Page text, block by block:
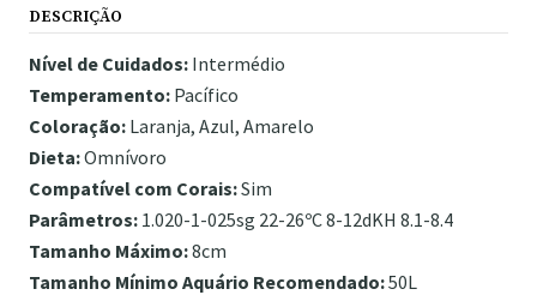
DESCRIÇÃO
Nível de Cuidados: Intermédio
Temperamento: Pacífico
Coloração: Laranja, Azul, Amarelo
Dieta:Omnívoro
Compatível com Corais:Sim
Parâmetros: 1.020-1-025sg 22-26ºC 8-12dKH 8.1-8.4
Tamanho Máximo:8cm
Tamanho Mínimo Aquário Recomendado:50L